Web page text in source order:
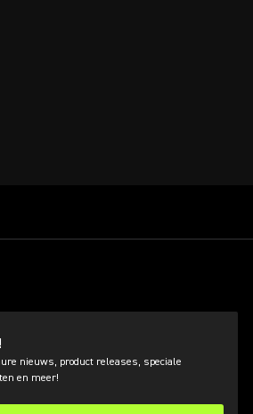
nieuws, product releases, speciale
en meer!